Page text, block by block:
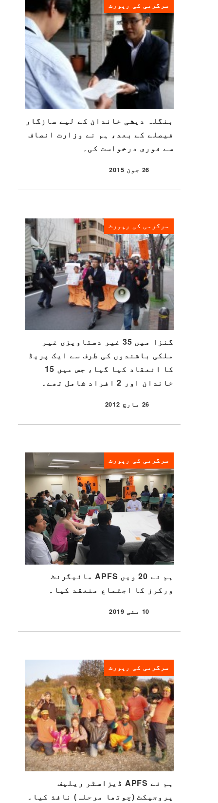
سرگرمی کی رپورٹ
بنگلہ دیشی خاندان کے لیے سازگار
فیصلے کے بعد، ہم نے وزارت انصاف
سے فوری درخواست کی۔
شائع شدہ
26 جون 2015
سرگرمی کی رپورٹ
گنزا میں 35 غیر دستاویزی غیر
ملکی باشندوں کی طرف سے ایک پریڈ
کا انعقاد کیا گیا، جس میں 15
خاندان اور 2 افراد شامل تھے۔
شائع شدہ
26 مارچ 2012
سرگرمی کی رپورٹ
ہم نے 20 ویں APFS مائیگرنٹ
ورکرز کا اجتماع منعقد کیا۔
شائع شدہ
10 مئی 2019
سرگرمی کی رپورٹ
ہم نے APFS ڈیزاسٹر ریلیف
پروجیکٹ (چوتھا مرحلہ) نافذ کیا۔